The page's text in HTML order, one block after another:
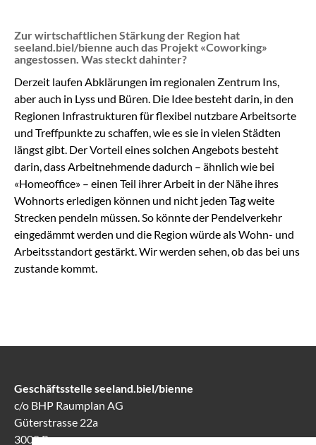
Zur wirtschaftlichen Stärkung der Region hat
seeland.biel/bienne auch das Projekt «Coworking»
angestossen. Was steckt dahinter?
Derzeit laufen Abklärungen im regionalen Zentrum Ins,
aber auch in Lyss und Büren. Die Idee besteht darin, in den
Regionen Infrastrukturen für flexibel nutzbare Arbeitsorte
und Treffpunkte zu schaffen, wie es sie in vielen Städten
längst gibt. Der Vorteil eines solchen Angebots besteht
darin, dass Arbeitnehmende dadurch – ähnlich wie bei
«Homeoffice» – einen Teil ihrer Arbeit in der Nähe ihres
Wohnorts erledigen können und nicht jeden Tag weite
Strecken pendeln müssen. So könnte der Pendelverkehr
eingedämmt werden und die Region würde als Wohn- und
Arbeitsstandort gestärkt. Wir werden sehen, ob das bei uns
zustande kommt.
Geschäftsstelle seeland.biel/bienne
c/o BHP Raumplan AG
Güterstrasse 22a
3008 Bern